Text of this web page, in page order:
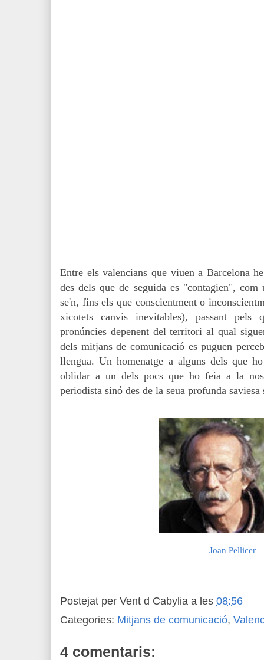
Entre els valencians que viuen a Barcelona
des dels que de seguida es "contagien", com
se'n, fins els que conscientment o
xicotets canvis inevitables), passant
pronúncies depenent del territori al qual
dels mitjans de comunicació es puguen
llengua. Un homenatge a alguns dels que
oblidar a un dels pocs que ho feia a la
periodista sinó des de la seua profunda
Joan Pellicer
Postejat per Vent d Cabylia a les 08:56
Categories: Mitjans de comunicació,
4 comentaris: